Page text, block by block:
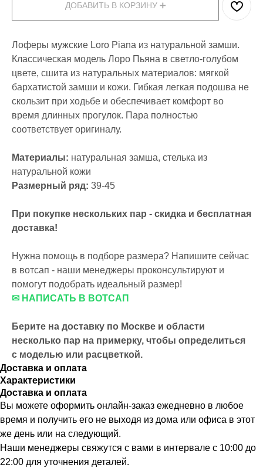
ДОБАВИТЬ В КОРЗИНУ ➕
Лоферы мужские Loro Piana из натуральной замши.
Классическая модель Лоро Пьяна в светло-голубом
цвете, сшита из натуральных материалов: мягкой
бархатистой замши и кожи. Гибкая легкая подошва не
скользит при ходьбе и обеспечивает комфорт во
время длинных прогулок. Пара полностью
соответствует оригиналу.
Материалы: натуральная замша, стелька из
натуральной кожи
Размерный ряд: 39-45
При покупке нескольких пар - скидка и бесплатная
доставка!
Нужна помощь в подборе размера? Напишите сейчас
в вотсап - наши менеджеры проконсультируют и
помогут подобрать идеальный размер!
✉ НАПИСАТЬ В ВОТСАП
Берите на доставку по Москве и области
несколько пар на примерку, чтобы определиться
с моделью или расцветкой.
Доставка и оплата
Характеристики
Доставка и оплата
Вы можете оформить онлайн-заказ ежедневно в любое
время и получить его не выходя из дома или офиса в этот
же день или на следующий.
Наши менеджеры свяжутся с вами в интервале с 10:00 до
22:00 для уточнения деталей.